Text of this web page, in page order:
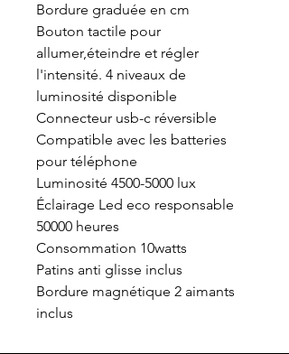
Bordure graduée en cm
Bouton tactile pour
allumer,éteindre et régler
l'intensité. 4 niveaux de
luminosité disponible
Connecteur usb-c réversible
Compatible avec les batteries
pour téléphone
Luminosité 4500-5000 lux
Éclairage Led eco responsable
50000 heures
Consommation 10watts
Patins anti glisse inclus
Bordure magnétique 2 aimants
inclus